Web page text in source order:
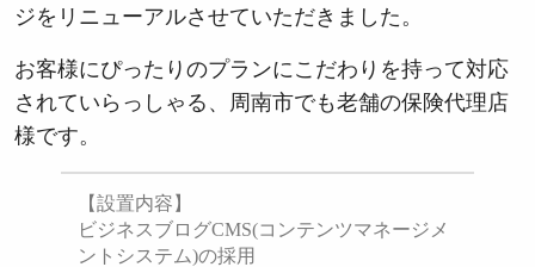
ジをリニューアルさせていただきました。
お客様にぴったりのプランにこだわりを持って対応
されていらっしゃる、周南市でも老舗の保険代理店
様です。
【設置内容】
ビジネスブログCMS(コンテンツマネージメ
ントシステム)の採用